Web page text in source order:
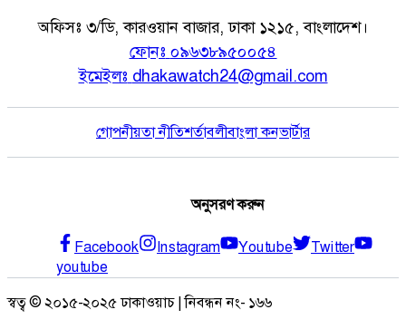
অফিসঃ ৩/ডি, কারওয়ান বাজার, ঢাকা ১২১৫, বাংলাদেশ।
ফোনঃ ০৯৬৩৮৯৫০০৫৪
ইমেইলঃ dhakawatch24@gmail.com
গোপনীয়তা নীতিশর্তাবলীবাংলা কনভার্টার
অনুসরণ করুন
Facebook Instagram Youtube
Twitter
youtube
স্বত্ব © ২০১৫-২০২৫ ঢাকাওয়াচ | নিবন্ধন নং- ১৬৬